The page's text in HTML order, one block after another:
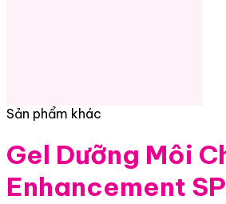
Sản phẩm khác
Gel Dưỡng Môi
Enhancement